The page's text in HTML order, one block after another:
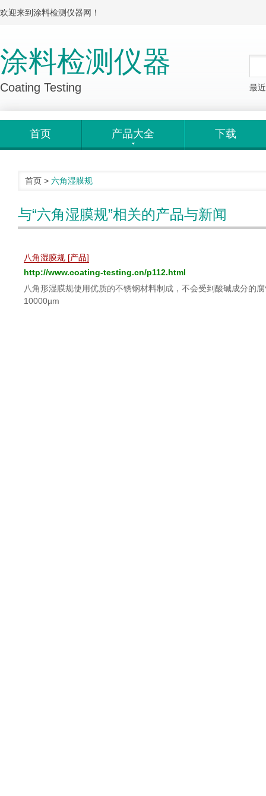
欢迎来到涂料检测仪器网！
涂料检测仪器
Coating Testing 最
首页 产品大全 下载
首页 > 六角湿膜规
与“六角湿膜规”相关的产品与新闻
八角湿膜规 [产品]
http://www.coating-testing.cn/p112.html
八角形湿膜规使用优质的不锈钢材料制成，不会受到酸碱成分的
10000µm